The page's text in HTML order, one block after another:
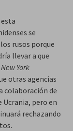
se
rusos porque
llevar a que
York
otras agencias
colaboración de
pero en
rechazando